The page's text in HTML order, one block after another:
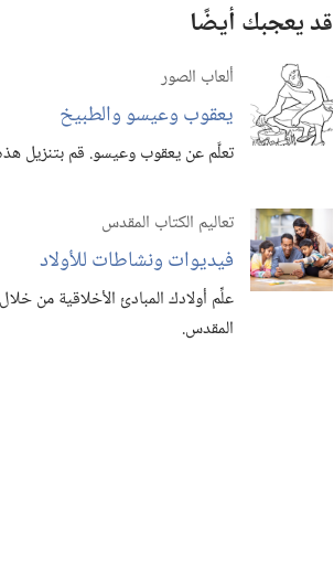
قد يعجبك أيضًا
ألعاب الصور
يعقوب وعيسو والطبيخ
تعلَّم عن يعقوب وعيسو.‏ قم بتنزيل هذه
تعاليم الكتاب المقدس
فيديوات ونشاطات للأولاد
علِّم أولادك المبادئ الأخلاقية من
المقدس.‏